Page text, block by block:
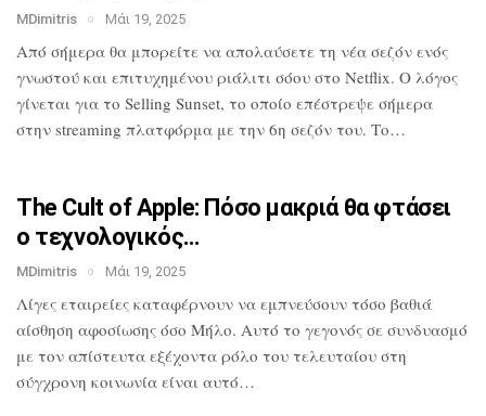
MDimitris Μάι 19, 2025
Από σήμερα θα μπορείτε να απολαύσετε τη νέα σεζόν ενός
γνωστού και επιτυχημένου ριάλιτι σόου στο Netflix. Ο λόγος
γίνεται για το Selling Sunset, το οποίο επέστρεψε σήμερα
στην streaming πλατφόρμα με την 6η σεζόν του. Το…
The Cult of Apple: Πόσο μακριά θαφτάσει
ο τεχνολογικός…
MDimitris Μάι 19, 2025
Λίγες εταιρείες καταφέρνουν να εμπνεύσουν τόσο βαθιά
αίσθηση αφοσίωσης όσο Μήλο. Αυτό το γεγονός σε συνδυασμό
με τον απίστευτα εξέχοντα ρόλο του τελευταίου στη
σύγχρονη κοινωνία είναι αυτό…